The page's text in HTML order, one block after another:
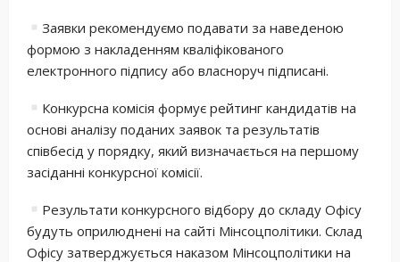
Заявки рекомендуємо подавати за наведеною
формою з накладенням кваліфікованого
електронного підпису або власноруч підписані.
Конкурсна комісія формує рейтинг кандидатів на
основі аналізу поданих заявок та результатів
співбесід у порядку, який визначається на першому
засіданні конкурсної комісії.
Результати конкурсного відбору до складу Офісу
будуть оприлюднені на сайті Мінсоцполітики. Склад
Офісу затверджується наказом Мінсоцполітики на